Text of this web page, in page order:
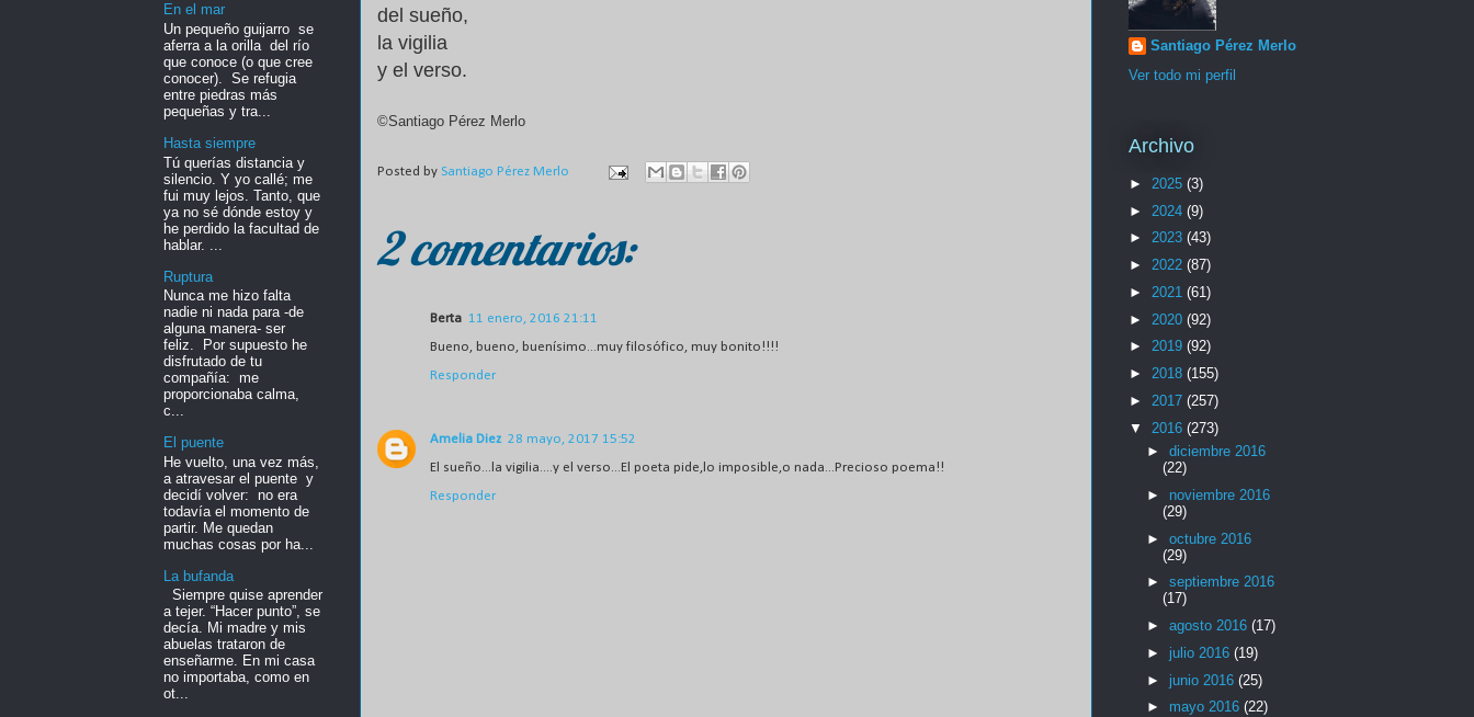
del sueño,
la vigilia
y el verso.
©Santiago Pérez Merlo
Posted by Santiago Pérez Merlo
2 comentarios:
Berta 11 enero, 2016 21:11
Bueno, bueno, buenísimo...muy filosófico, muy bonito!!!!
Responder
Amelia Diez 28 mayo, 2017 15:52
El sueño...la vigilia....y el verso...El poeta pide,lo imposible,o nada...Precioso poema!!
Responder
En el mar
Un pequeño guijarro se
aferra a la orilla del río
que conoce (o que cree
conocer). Se refugia
entre piedras más
pequeñas y tra...
Hasta siempre
Tú querías distancia y
silencio. Y yo callé; me
fui muy lejos. Tanto, que
ya no sé dónde estoy y
he perdido la facultad de
hablar. ...
Ruptura
Nunca me hizo falta
nadie ni nada para -de
alguna manera- ser
feliz. Por supuesto he
disfrutado de tu
compañía: me
proporcionaba calma,
c...
El puente
He vuelto, una vez más,
a atravesar el puente y
decidí volver: no era
todavía el momento de
partir. Me quedan
muchas cosas por ha...
La bufanda
Siempre quise aprender
a tejer. “Hacer punto”, se
decía. Mi madre y mis
abuelas trataron de
enseñarme. En mi casa
no importaba, como en
ot...
Santiago Pérez Merlo
Ver todo mi perfil
Archivo
► 2025 (3)
► 2024 (9)
► 2023 (43)
► 2022 (87)
► 2021 (61)
► 2020 (92)
► 2019 (92)
► 2018 (155)
► 2017 (257)
▼ 2016 (273)
► diciembre 2016
(22)
► noviembre 2016
(29)
► octubre 2016
(29)
► septiembre 2016
(17)
► agosto 2016 (17)
► julio 2016 (19)
► junio 2016 (25)
► mayo 2016 (22)